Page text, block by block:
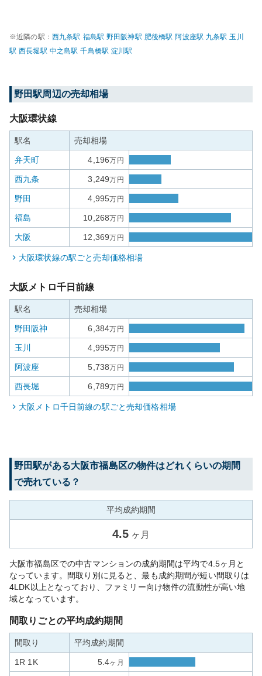
※近隣の駅： 西九条駅 福島駅 野田阪神駅 肥後橋駅 阿波座駅 九条駅 玉川
駅 西長堀駅 中之島駅 千鳥橋駅 淀川駅
野田駅周辺の売却相場
大阪環状線
駅名 売却相場
弁天町 4,196万円
西九条 3,249万円
野田 4,995万円
福島 10,268万円
大阪 12,369万円
大阪環状線の駅ごと売却価格相場
大阪メトロ千日前線
駅名 売却相場
野田阪神 6,384万円
玉川 4,995万円
阿波座 5,738万円
西長堀 6,789万円
大阪メトロ千日前線の駅ごと売却価格相場
野田駅がある大阪市福島区の物件はどれくらいの期間
で売れている？
平均成約期間
4.5 ヶ月
大阪市福島区での中古マンションの成約期間は平均で4.5ヶ月と
なっています。間取り別に見ると、最も成約期間が短い間取りは
4LDK以上となっており、ファミリー向け物件の流動性が高い地
域となっています。
間取りごとの平均成約期間
間取り 平均成約期間
1R 1K 5.4ヶ月